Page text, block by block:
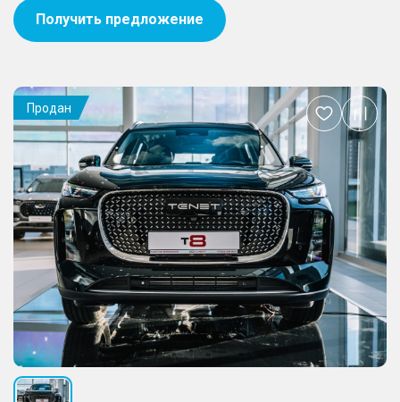
Получить предложение
Продан
Добавить
в
избранное